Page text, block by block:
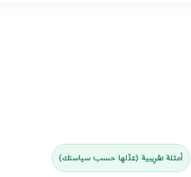
أمثلة تقريبية (عدّلها حسب سياستك)